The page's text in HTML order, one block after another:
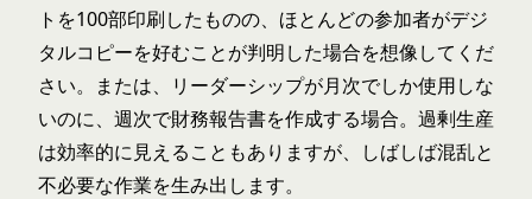
トを100部印刷したものの、ほとんどの参加者がデジ
タルコピーを好むことが判明した場合を想像してくだ
さい。または、リーダーシップが月次でしか使用しな
いのに、週次で財務報告書を作成する場合。過剰生産
は効率的に見えることもありますが、しばしば混乱と
不必要な作業を生み出します。